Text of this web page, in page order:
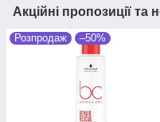
Акційні пропозиції та
Розпродаж –50%